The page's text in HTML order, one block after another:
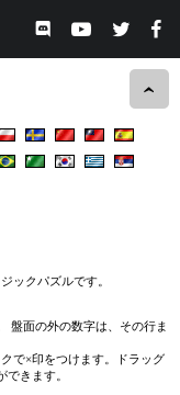
ックパズルです。
盤面の外の数字は、その行ま
で×印をつけます。ドラッグ
きます。